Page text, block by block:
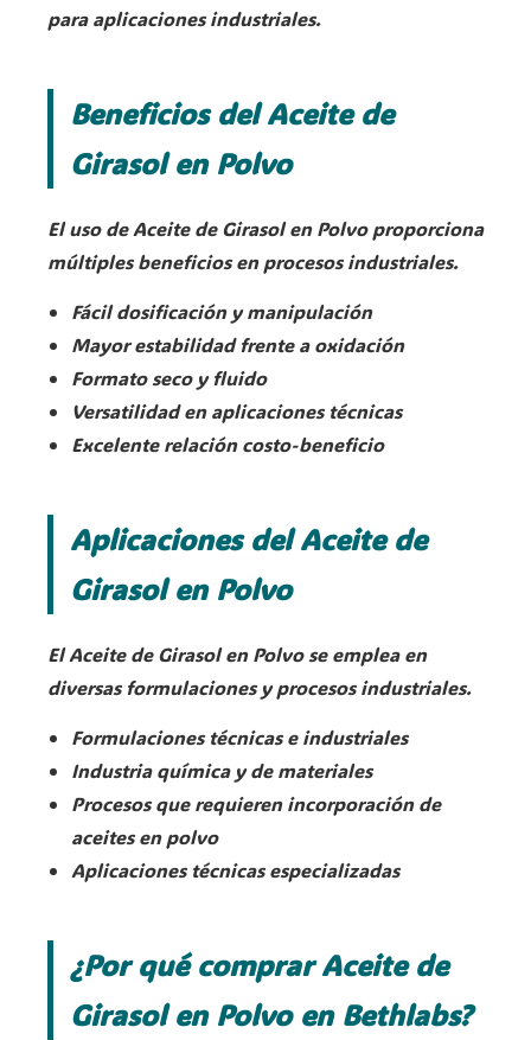
para aplicaciones industriales.
Beneficios del Aceite de
Girasol en Polvo
El uso de Aceite de Girasol en Polvo proporciona
múltiples beneficios en procesos industriales.
Fácil dosificación y manipulación
Mayor estabilidad frente a oxidación
Formato seco y fluido
Versatilidad en aplicaciones técnicas
Excelente relación costo-beneficio
Aplicaciones del Aceite de
Girasol en Polvo
El Aceite de Girasol en Polvo se emplea en
diversas formulaciones y procesos industriales.
Formulaciones técnicas e industriales
Industria química y de materiales
Procesos que requieren incorporación de
aceites en polvo
Aplicaciones técnicas especializadas
¿Por qué comprar Aceite de
Girasol en Polvo en Bethlabs?